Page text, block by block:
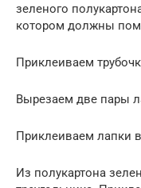
зеленого
котором должны
Приклеиваем
Вырезаем две пары
Приклеиваем лапки
Из полукартона